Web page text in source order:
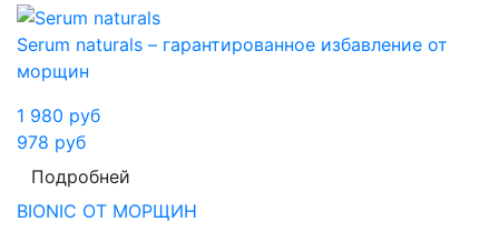
Serum naturals – гарантированное избавление от
морщин
1 980 руб
978 руб
Подробней
BIONIC ОТ МОРЩИН